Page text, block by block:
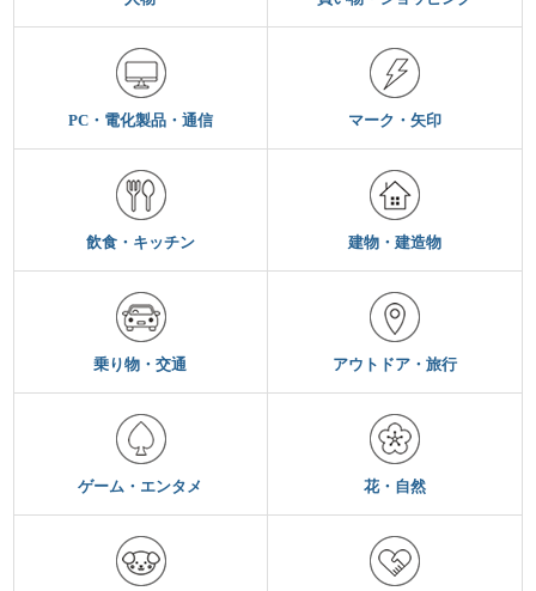
PC・電化製品・通信 マーク・矢印
飲食・キッチン 建物・建造物
乗り物・交通 アウトドア・旅行
ゲーム・エンタメ 花・自然